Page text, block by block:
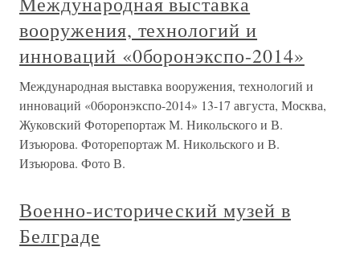
вооружения, технологий и
инноваций «0боронэкспо-2014»
Международная выставка вооружения, технологий и
инноваций «0боронэкспо-2014» 13-17 августа, Москва,
Жуковский Фоторепортаж М. Никольского и В.
Изъюрова. Фоторепортаж М. Никольского и В.
Изъюрова. Фото В.
Военно-исторический музей в
Белграде